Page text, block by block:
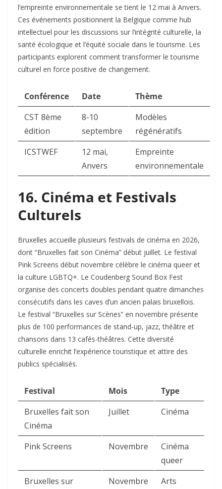
l’empreinte environnementale se tient le 12 mai à Anvers.
Ces événements positionnent la Belgique comme hub
intellectuel pour les discussions sur l’intégrité culturelle, la
santé écologique et l’équité sociale dans le tourisme. Les
participants explorent comment transformer le tourisme
culturel en force positive de changement.​
Conférence Date
Thème
CST 8ème
édition
8-10
septembre
Modèles
régénératifs
ICSTWEF
12 mai,
Anvers
Empreinte
environnementale
16. Cinéma et Festivals
Culturels
Bruxelles accueille plusieurs festivals de cinéma en 2026,
dont “Bruxelles fait son Cinéma” début juillet. Le festival
Pink Screens début novembre célèbre le cinéma queer et
la culture LGBTQ+. Le Coudenberg Sound Box Fest
organise des concerts doubles pendant quatre dimanches
consécutifs dans les caves d’un ancien palais bruxellois.
Le festival “Bruxelles sur Scènes” en novembre présente
plus de 100 performances de stand-up, jazz, théâtre et
chansons dans 13 cafés-théâtres. Cette diversité
culturelle enrichit l’expérience touristique et attire des
publics spécialisés.​
Festival Mois
Type
Bruxelles fait son
Cinéma
Juillet Cinéma
Pink Screens Novembre
Cinéma
queer
Bruxelles sur
Novembre
Arts